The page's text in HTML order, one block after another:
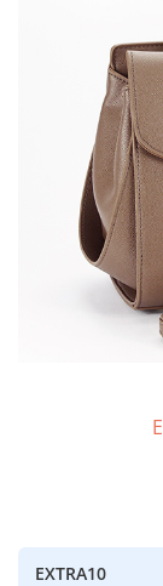
EXTRA10